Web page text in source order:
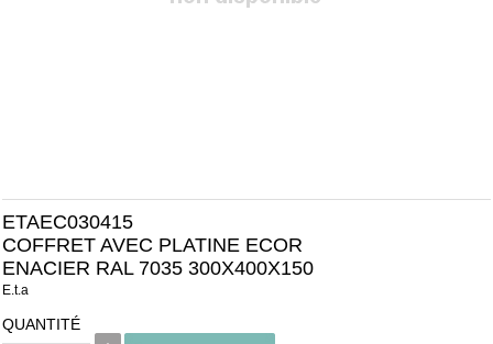
ETAEC030415
COFFRET AVEC PLATINE ECOR
ENACIER RAL 7035 300X400X150
E.t.a
QUANTITÉ